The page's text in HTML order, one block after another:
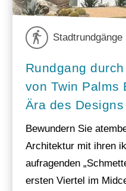
Stadtrundgänge
Rundgang
von Twin Palms
Ära des Designs
Bewundern Sie
Architektur mit ihren
aufragenden
ersten Viertel im